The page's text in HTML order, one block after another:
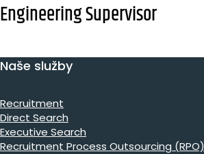
Engineering Supervisor
Naše služby
Recruitment
Direct Search
Executive Search
Recruitment Process Outsourcing (RPO)